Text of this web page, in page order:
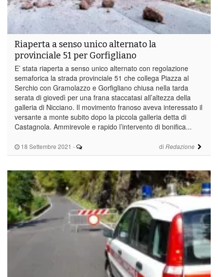
18 Settembre 2021 - di Redazione
Riaperta a senso unico alternato la
provinciale 51 per Gorfigliano
E’ stata riaperta a senso unico alternato con regolazione
semaforica la strada provinciale 51 che collega Piazza al
Serchio con Gramolazzo e Gorfigliano chiusa nella tarda
serata di giovedì per una frana staccatasi all’altezza della
galleria di Nicciano. Il movimento franoso aveva interessato il
versante a monte subito dopo la piccola galleria detta di
Castagnola. Ammirevole e rapido l’intervento di bonifica...